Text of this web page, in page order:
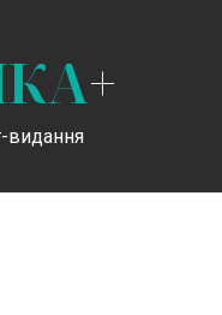
+
видання